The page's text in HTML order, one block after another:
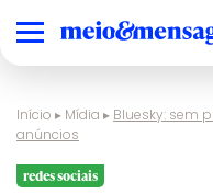
Início ▸ Mídia ▸ Bluesky: sem
anúncios
redes sociais